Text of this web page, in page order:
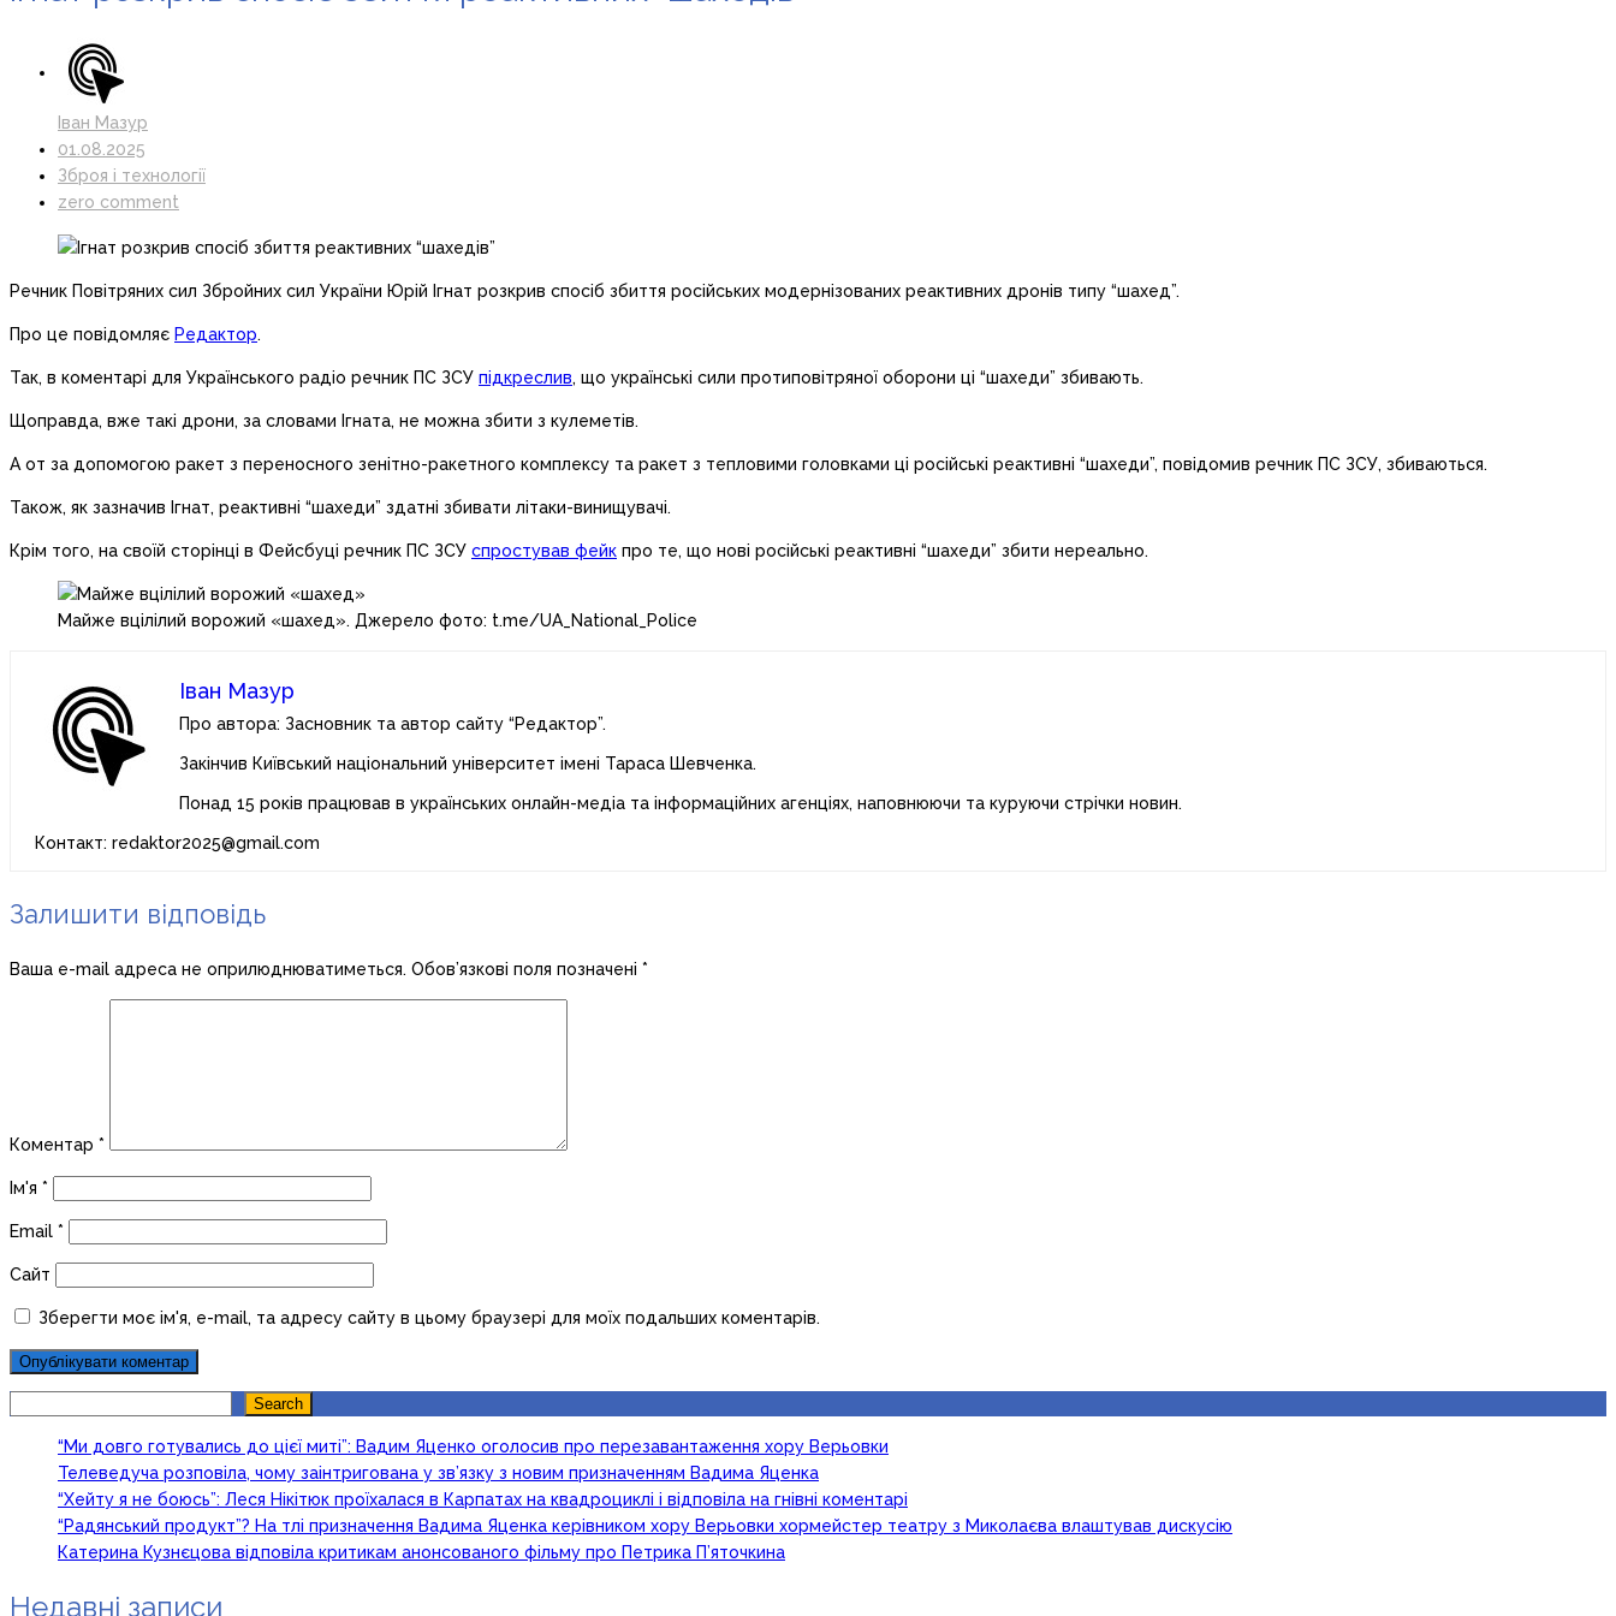
Іван Мазур
01.08.2025
Зброя і технології
zero comment
Речник Повітряних сил Збройних сил України Юрій Ігнат розкрив спосіб збиття російських модернізованих реактивних дронів типу “шахед”.
Про це повідомляє Редактор.
Так, в коментарі для Українського радіо речник ПС ЗСУ підкреслив, що українські сили протиповітряної оборони ці “шахеди” збивають.
Щоправда, вже такі дрони, за словами Ігната, не можна збити з кулеметів.
А от за допомогою ракет з переносного зенітно-ракетного комплексу та ракет з тепловими головками ці російські реактивні “шахеди”, повідомив речник ПС ЗСУ, збиваються.
Також, як зазначив Ігнат, реактивні “шахеди” здатні збивати літаки-винищувачі.
Крім того, на своїй сторінці в Фейсбуці речник ПС ЗСУ спростував фейк про те, що нові російські реактивні “шахеди” збити нереально.
Майже вцілілий ворожий «шахед». Джерело фото: t.me/UA_National_Police
Іван Мазур
Про автора: Засновник та автор сайту “Редактор”.
Закінчив Київський національний університет імені Тараса Шевченка.
Понад 15 років працював в українських онлайн-медіа та інформаційних агенціях, наповнюючи та куруючи стрічки новин.
Контакт: redaktor2025@gmail.com
Залишити відповідь
Ваша e-mail адреса не оприлюднюватиметься. Обов’язкові поля позначені *
Коментар *
Ім'я *
Email *
Сайт
Зберегти моє ім'я, e-mail, та адресу сайту в цьому браузері для моїх подальших коментарів.
Search
“Ми довго готувались до цієї миті”: Вадим Яценко оголосив про перезавантаження хору Верьовки
Телеведуча розповіла, чому заінтригована у зв’язку з новим призначенням Вадима Яценка
“Хейту я не боюсь”: Леся Нікітюк проїхалася в Карпатах на квадроциклі і відповіла на гнівні коментарі
“Радянський продукт”? На тлі призначення Вадима Яценка керівником хору Верьовки хормейстер театру з Миколаєва влаштував дискусію
Катерина Кузнєцова відповіла критикам анонсованого фільму про Петрика П’яточкина
Недавні записи